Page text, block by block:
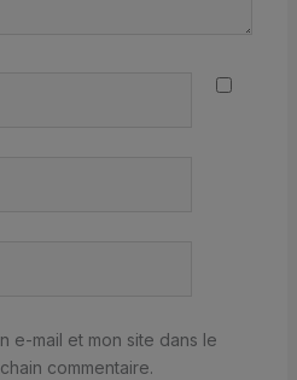
e-mail et mon site dans le
commentaire.